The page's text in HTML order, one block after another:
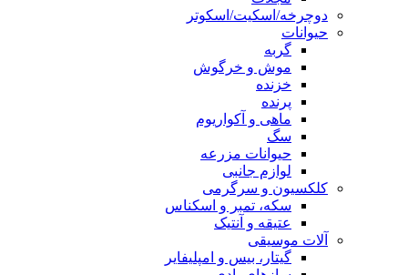
دوچرخه/اسکیت/اسکوتر
حیوانات
گربه
موش و خرگوش
خزنده
پرنده
ماهی و آکواریوم
سگ
حیوانات مزرعه
لوازم جانبی
کلکسیون و سرگرمی
سکه، تمبر و اسکناس
عتیقه و آنتیک
آلات موسیقی
گیتار، بیس و امپلیفایر